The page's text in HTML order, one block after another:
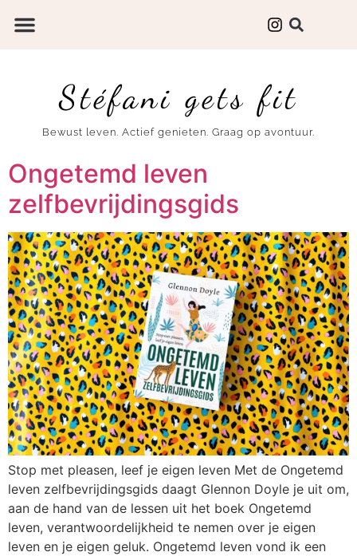
Stéfani gets fit
Bewust leven. Actief genieten. Graag op avontuur.
Ongetemd leven
zelfbevrijdingsgids
Stop met pleasen, leef je eigen leven Met de Ongetemd
leven zelfbevrijdingsgids daagt Glennon Doyle je uit om,
aan de hand van de lessen uit het boek Ongetemd
leven, verantwoordelijkheid te nemen over je eigen
leven en je eigen geluk. Ongetemd leven vond ik een